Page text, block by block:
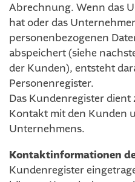
Abrechnung. Wenn das
hat oder das
personenbezogenen
abspeichert (siehe
der Kunden), entsteht
Personenregister.
Das Kundenregister
Kontakt mit den Kunden
Unternehmens.
Kontaktinformationen
Kundenregister